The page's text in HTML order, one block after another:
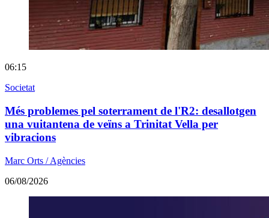
06:15
Societat
Més problemes pel soterrament de l'R2: desallotgen
una vuitantena de veïns a Trinitat Vella per
vibracions
Marc Orts / Agències
06/08/2026